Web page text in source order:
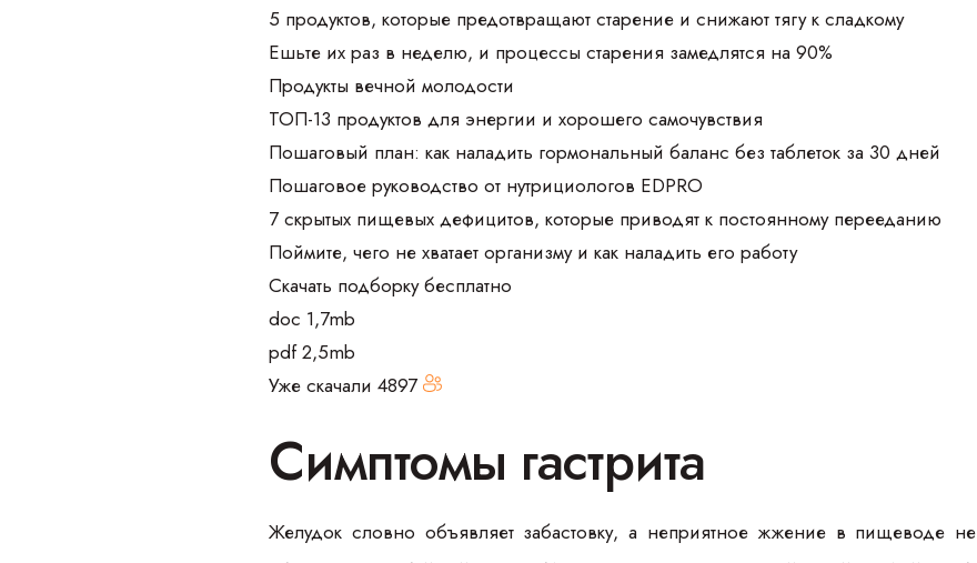
5 продуктов, которые предотвращают старение и снижают тягу к сладкому
Ешьте их раз в неделю, и процессы старения замедлятся на 90%
Продукты вечной молодости
ТОП-13 продуктов для энергии и хорошего самочувствия
Пошаговый план: как наладить гормональный баланс без таблеток за 30 дней
Пошаговое руководство от нутрициологов EDPRO
7 скрытых пищевых дефицитов, которые приводят к постоянному перееданию
Поймите, чего не хватает организму и как наладить его работу
Скачать подборку бесплатно
doc 1,7mb
pdf 2,5mb
Уже скачали 4897
Симптомы гастрита
Желудок словно объявляет забастовку, а неприятное жжение в пищеводе